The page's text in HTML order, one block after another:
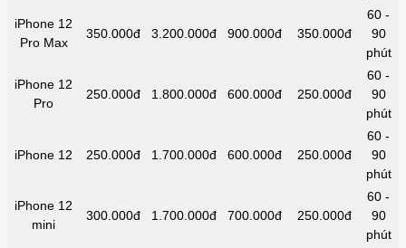
iPhone 12
Pro Max
350.000đ 3.200.000đ 900.000đ 350.000đ
60 -
90
phút
iPhone 12
Pro
250.000đ 1.800.000đ 600.000đ 250.000đ
60 -
90
phút
iPhone 12 250.000đ 1.700.000đ 600.000đ 250.000đ
60 -
90
phút
iPhone 12
mini
300.000đ 1.700.000đ 700.000đ 250.000đ
60 -
90
phút